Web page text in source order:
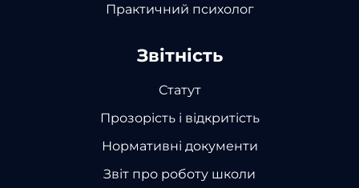
Практичний психолог
Звітність
Статут
Прозорість і відкритість
Нормативні документи
Звіт про роботу школи